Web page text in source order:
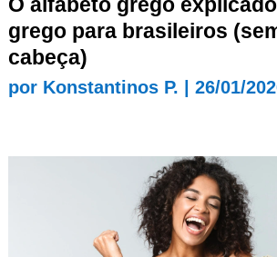
grego para brasileiros
cabeça)
por Konstantinos P. 26/01/